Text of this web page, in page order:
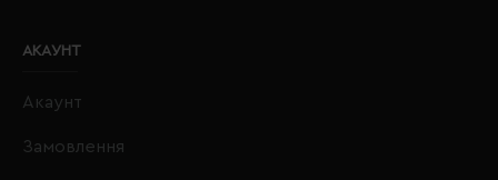
АКАУНТ
Акаунт
Замовлення